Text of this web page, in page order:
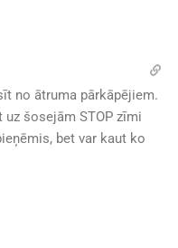
no ātruma pārkāpējiem.
šosejām STOP zīmi
bet var kaut ko